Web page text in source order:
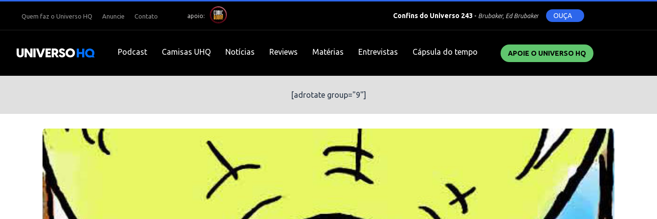
Quem faz o Universo HQ Anuncie Contato apoio: Confins do Universo 243 - Brubaker, Ed Brubaker OUÇA
Podcast Camisas UHQ Notícias Reviews Matérias Entrevistas Cápsula do tempo APOIE O UNIVERSO HQ
[adrotate group="9"]